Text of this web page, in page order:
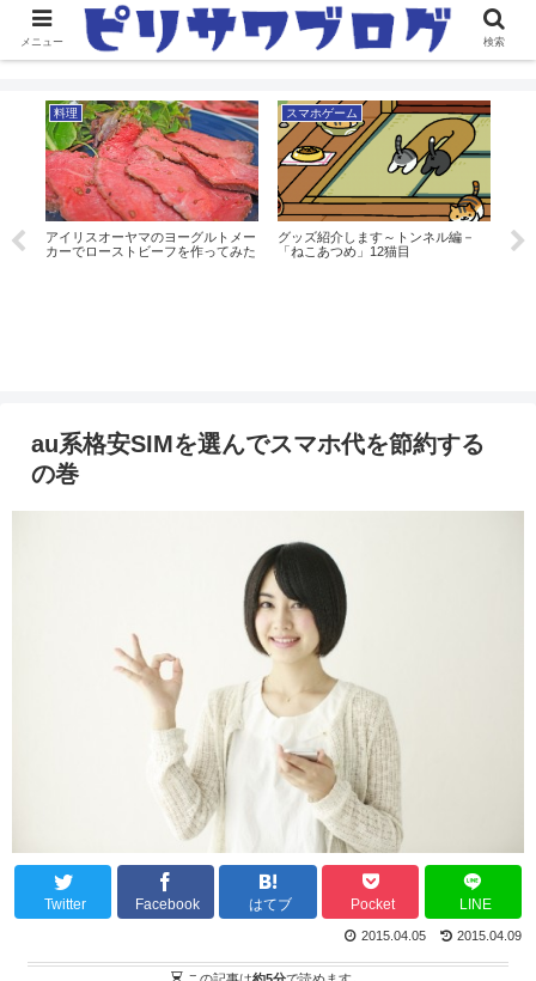
料理
アイリスオーヤマのヨーグルトメー
カーでローストビーフを作ってみた
スマホゲーム
グッズ紹介します～トンネル編－
「ねこあつめ」12猫目
新
熱
au系格安SIMを選んでスマホ代を節約する
の巻
Twitter Facebook はてブ Pocket LINE
2015.04.09
2015.04.05
メニュー 検索